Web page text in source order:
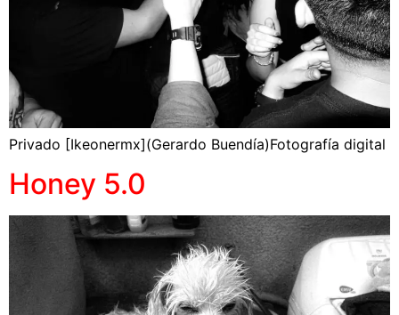
Privado [Ikeonermx](Gerardo Buendía)Fotografía digital
Honey 5.0